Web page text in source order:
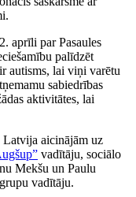
aprīli par Pasaules
palīdzēt
autisms, lai viņi varētu
sabiedrības
aktivitātes, lai
Latvija aicinājām uz
vadītāju, sociālo
Mekšu un Paulu
vadītāju.